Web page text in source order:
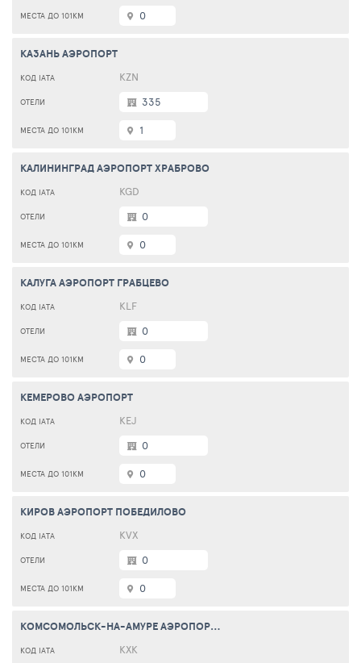
0
КАЗАНЬ АЭРОПОРТ
KZN
335
1
КАЛИНИНГРАД АЭРОПОРТ ХРАБРОВО
KGD
0
0
КАЛУГА АЭРОПОРТ ГРАБЦЕВО
KLF
0
0
КЕМЕРОВО АЭРОПОРТ
KEJ
0
0
КИРОВ АЭРОПОРТ ПОБЕДИЛОВО
KVX
0
0
КОМСОМОЛЬСК-НА-АМУРЕ АЭРОПОРТ ХУРБА
KXK